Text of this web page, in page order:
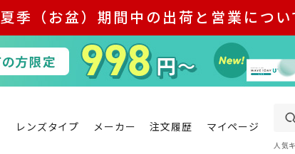
夏季（お盆）期間中の出荷と営業につい
レンズタイプ メーカー 注文履歴 マイページ
人気